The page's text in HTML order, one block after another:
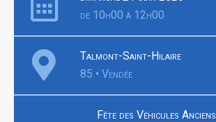
de 10h00 à 12h00
Talmont-Saint-Hilaire
85 • Vendée
Fête des Véhicules Anciens